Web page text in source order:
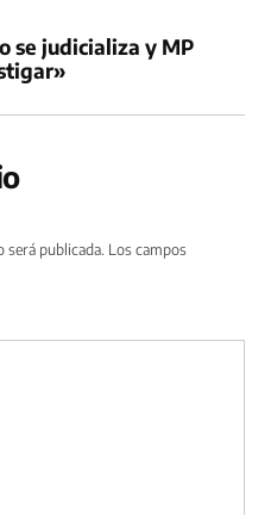
se judicializa y MP
será publicada. Los campos